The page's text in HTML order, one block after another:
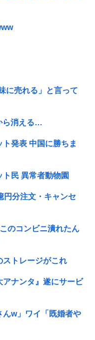
に売れる」と言って
ら消える…
発表 中国に勝ちま
ト民 異常者動物園
円分注文・キャンセ
のコンビニ潰れたん
ストレージがこれ
アナンタ』遂にサービ
w」ワイ「既婚者や